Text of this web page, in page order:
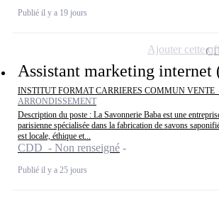
Publié il y a 19 jours
Assistant marketing internet
INSTITUT FORMAT CARRIERES COMMUN VENTE
ARRONDISSEMENT
Description du poste : La Savonnerie Baba est une
parisienne spécialisée dans la fabrication de savons
est locale, éthique et...
CDD - Non renseigné
Publié il y a 25 jours
Ajouter cette